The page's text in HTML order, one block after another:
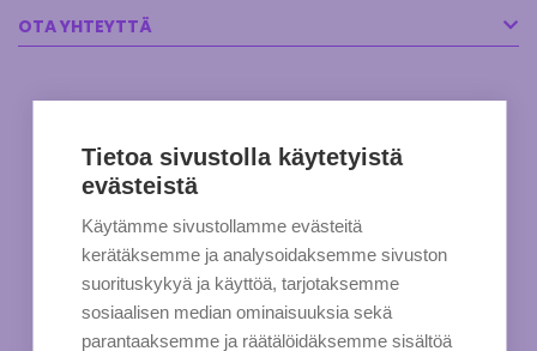
OTA YHTEYTTÄ
Tietoa sivustolla käytetyistä
evästeistä
Käytämme sivustollamme evästeitä
kerätäksemme ja analysoidaksemme sivuston
suorituskykyä ja käyttöä, tarjotaksemme
sosiaalisen median ominaisuuksia sekä
parantaaksemme ja räätälöidäksemme sisältöä